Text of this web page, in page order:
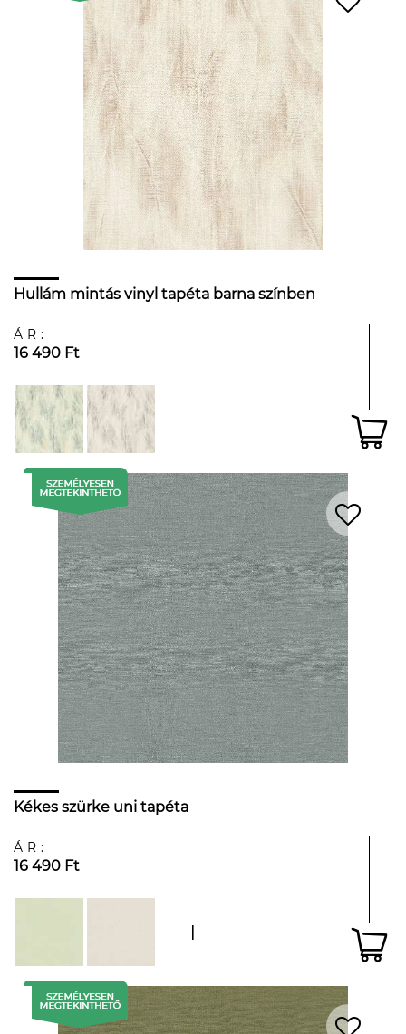
Hullám mintás vinyl tapéta barna színben
ÁR:
16 490 Ft
Kékes szürke uni tapéta
ÁR:
16 490 Ft